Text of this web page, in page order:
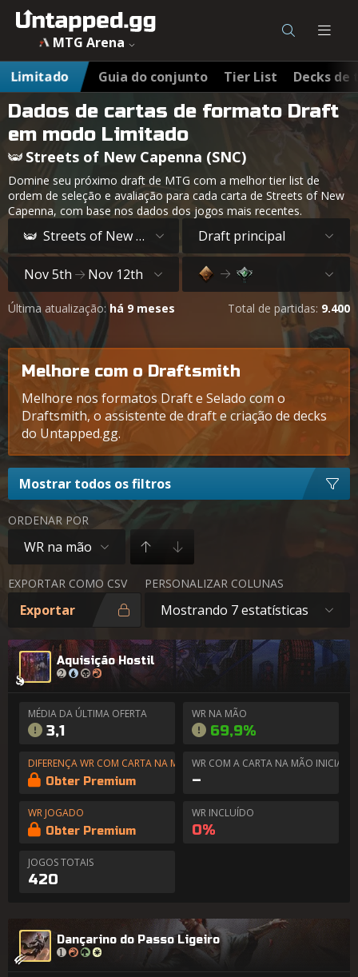
MTG Arena
Limitado
Guia do conjunto Tier List Decks
Dados de cartas de formato Draft
em modo Limitado
Streets of New Capenna (SNC)
Domine seu próximo draft de MTG com a melhor tier list de
ordem de seleção e avaliação para cada carta de Streets of New
Capenna, com base nos dados dos jogos mais recentes.
Streets of New Capenna Draft principal
Nov 5th Nov 12th
Última atualização: há 9 meses Total de partidas: 9.400
Melhore com o Draftsmith
Melhore nos formatos Draft e Selado com o
Draftsmith, o assistente de draft e criação de decks
do Untapped.gg.
Mostrar todos os filtros
ORDENAR POR
WR na mão
EXPORTAR COMO CSV
Exportar
PERSONALIZAR COLUNAS
Mostrando 7 estatísticas
Aquisição Hostil
MÉDIA DA ÚLTIMA OFERTA
3,1
WR NA MÃO
69,9%
DIFERENÇA WR COM CARTA NA MÃO
Obter Premium
WR COM A CARTA NA MÃO INICIAL
–
WR JOGADO
Obter Premium
WR INCLUÍDO
0%
JOGOS TOTAIS
420
Dançarino do Passo Ligeiro